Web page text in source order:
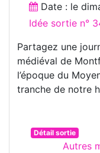
Date : le
Idée sortie n°
Partagez une
médiéval de
l’époque du
tranche de notre
Détail sortie
Autres